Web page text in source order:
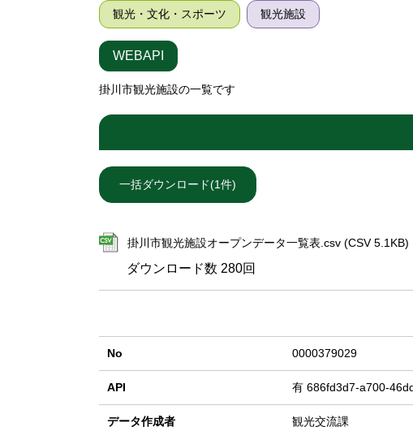
観光・文化・スポーツ 観光施設
WEBAPI
掛川市観光施設の一覧です
掛川市観光施設オープンデータ一覧表.csv (CSV 5.1KB)
ダウンロード数 280回
No 0000379029
API 有 686fd3d7-a700-
データ作成者 観光交流課